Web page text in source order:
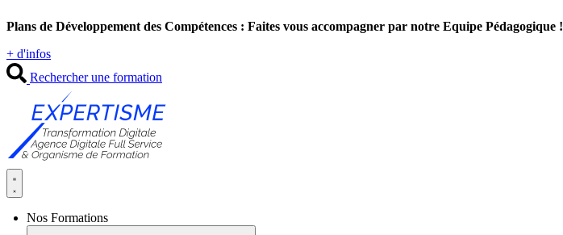
au
Plans de Développement des Compétences : Faites vous accompagner par notre Equipe Pédagogique !
+ d'infos
Rechercher une formation
Nos Formations